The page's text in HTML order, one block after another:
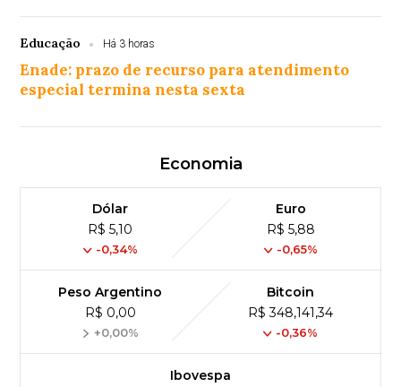
Educação Há 3 horas
Enade: prazo de recurso para atendimento
especial termina nesta sexta
Economia
Dólar
R$ 5,10
-0,34%
Euro
R$ 5,88
-0,65%
Peso Argentino
R$ 0,00
+0,00%
Bitcoin
R$ 348,141,34
-0,36%
Ibovespa